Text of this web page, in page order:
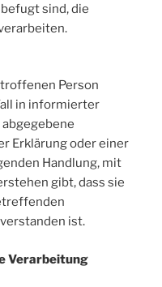
sind, die
Person
in informierter
Erklärung oder einer
Handlung, mit
gibt, dass sie
ist.
Verarbeitung